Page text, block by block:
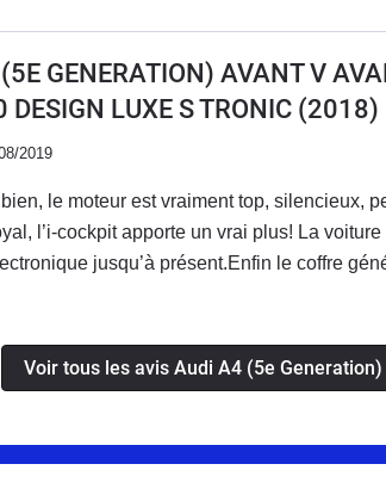
peut de fonctionnalité. Autrement la
GENERATION) AVANT V
DESIGN LUXE S TRONIC (2018)
2019
bien, le moteur est vraiment top, silencieux,
l’i-cockpit apporte un vrai plus! La voiture
jusqu’à présent.Enfin le coffre
Voir tous les avis Audi A4 (5e